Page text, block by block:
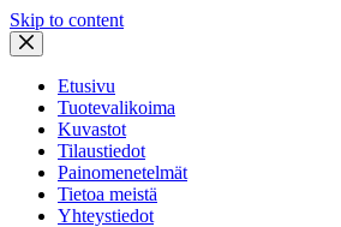
Skip to content
Etusivu
Tuotevalikoima
Kuvastot
Tilaustiedot
Painomenetelmät
Tietoa meistä
Yhteystiedot